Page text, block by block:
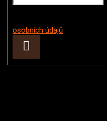
Vložením e-mailu
osobních údajů
se